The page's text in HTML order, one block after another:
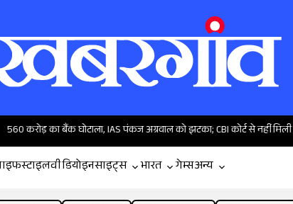
बैंक घोटाला, IAS पंकज अग्रवाल को झटका; CBI कोर्ट से नहीं मिली जमानत
वीडियोइनसाइट्स भारत गेम्सअन्य